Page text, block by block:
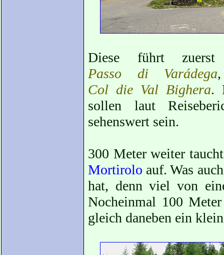
Diese führt
Passo di Varádega
Col die Val Bighera.
sollen laut
sehenswert sein.
300 Meter weiter
Mortirolo auf. Was
hat, denn viel von
Nocheinmal 100
gleich daneben ein